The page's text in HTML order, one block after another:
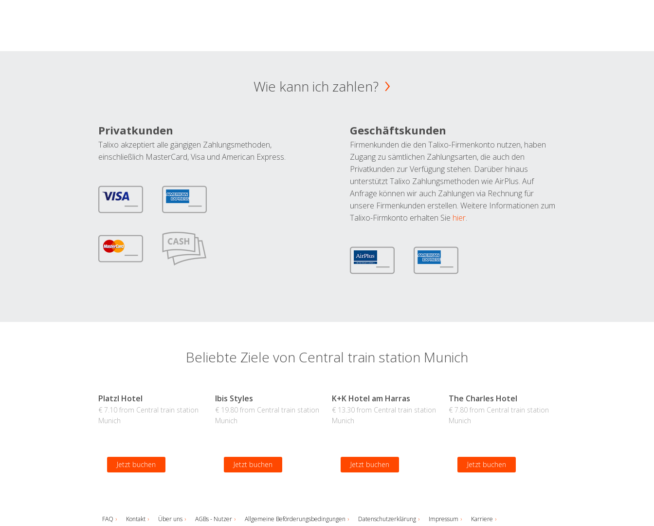
Wie kann ich zahlen?
Privatkunden
Talixo akzeptiert alle gängigen Zahlungsmethoden,
einschließlich MasterCard, Visa und American Express.
Geschäftskunden
Firmenkunden die den Talixo-Firmenkonto nutzen, haben
Zugang zu sämtlichen Zahlungsarten, die auch den
Privatkunden zur Verfügung stehen. Darüber hinaus
unterstützt Talixo Zahlungsmethoden wie AirPlus. Auf
Anfrage können wir auch Zahlungen via Rechnung für
unsere Firmenkunden erstellen. Weitere Informationen zum
Talixo-Firmkonto erhalten Sie hier.
Beliebte Ziele von Central train station Munich
Platzl Hotel
€ 7.10 from Central train station
Munich
Jetzt buchen
Ibis Styles
€ 19.80 from Central train station
Munich
Jetzt buchen
K+K Hotel am Harras
€ 13.30 from Central train station
Munich
Jetzt buchen
The Charles Hotel
€ 7.80 from Central train station
Munich
Jetzt buchen
FAQ Kontakt Über uns AGBs - Nutzer Allgemeine Beförderungsbedingungen Datenschutzerklärung Impressum Karriere